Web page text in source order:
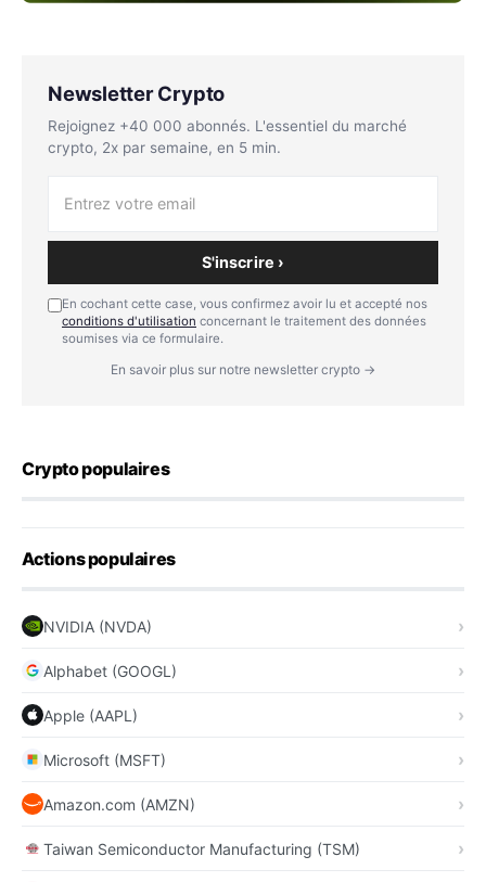
Newsletter Crypto
Rejoignez +40 000 abonnés. L'essentiel du marché
crypto, 2x par semaine, en 5 min.
S'inscrire ›
En cochant cette case, vous confirmez avoir lu et accepté nos
conditions d'utilisation concernant le traitement des données
soumises via ce formulaire.
En savoir plus sur notre newsletter crypto →
Crypto populaires
Actions populaires
NVIDIA (NVDA)
Alphabet (GOOGL)
Apple (AAPL)
Microsoft (MSFT)
Amazon.com (AMZN)
Taiwan Semiconductor Manufacturing (TSM)